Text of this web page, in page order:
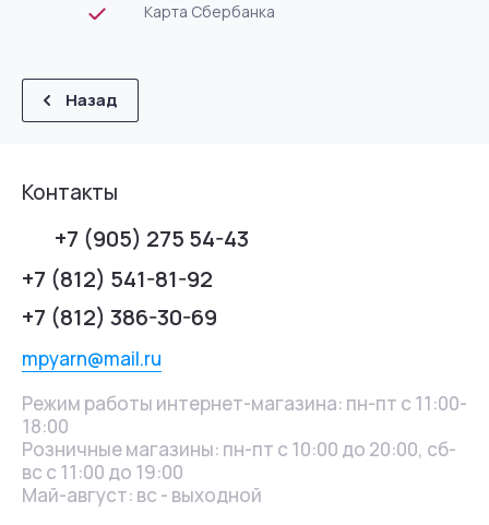
Карта Сбербанка
Назад
Контакты
+7 (905) 275 54-43
+7 (812) 541-81-92
+7 (812) 386-30-69
mpyarn@mail.ru
Режим работы интернет-магазина: пн-пт с 11:00-
18:00
Розничные магазины: пн-пт с 10:00 до 20:00, сб-
вс с 11:00 до 19:00
Май-август: вс - выходной